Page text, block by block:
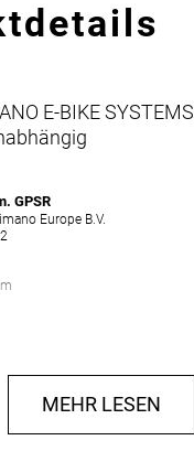
E-BIKE SYSTEMS
GPSR
Europe B.V.
MEHR LESEN